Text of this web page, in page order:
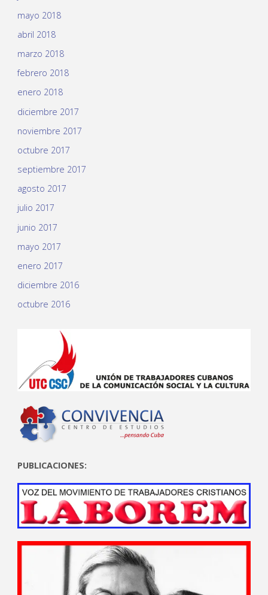
mayo 2018
abril 2018
marzo 2018
febrero 2018
enero 2018
diciembre 2017
noviembre 2017
octubre 2017
septiembre 2017
agosto 2017
julio 2017
junio 2017
mayo 2017
enero 2017
diciembre 2016
octubre 2016
PUBLICACIONES: